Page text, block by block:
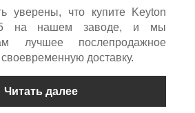
уверены, что купите Keyton
на нашем заводе, и мы
лучшее послепродажное
доставку.
Читать далее